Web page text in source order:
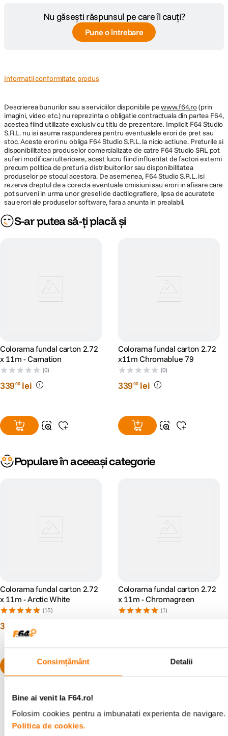
Consimțământ Detalii
Bine ai venit la F64.ro!
Folosim cookies pentru a imbunatati experienta de
Politica de cookies.
Nu găsești răspunsul pe care îl cauți?
Pune o întrebare
Informatii conformitate produs
Descrierea bunurilor sau a serviciilor disponibile pewww.f64.ro(prin
imagini, video etc.) nu reprezinta o obligatie contractuala din partea F64,
acestea fiind utilizate exclusiv cu titlu de prezentare. Implicit F64 Studio
S.R.L. nu isi asuma raspunderea pentru eventualele erori de pret sau
stoc. Aceste erori nu obliga F64 Studio S.R.L. la nicio actiune. Preturile si
disponibilitatea produselor comercializate de catre F64 Studio SRL pot
suferi modificari ulterioare, acest lucru fiind influentat de factori externi
precum politica de preturi a distribuitorilor sau disponibilitatea
produselor pe stocul acestora. De asemenea, F64 Studio S.R.L. isi
rezerva dreptul de a corecta eventuale omisiuni sau erori in afisare care
pot surveni in urma unor greseli de dactilografiere, lipsa de acuratete
sau erori ale produselor software, fara a anunta in prealabil.
S-ar putea să-ți placă și
Colorama fundal carton 2.72
x 11m - Carnation
(0)
33900 lei
Colorama fundal carton 2.72
x11m Chromablue 79
(0)
33900 lei
Populare în aceeași categorie
Colorama fundal carton 2.72
x 11m - Arctic White
(15)
345
Colorama fundal carton 2.72
x 11m - Chromagreen
(1)
Alatura-te comunitatii creatorilor